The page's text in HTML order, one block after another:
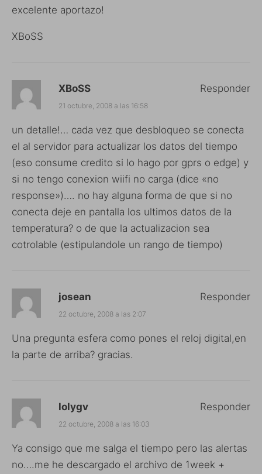
excelente aportazo!
XBoSS
XBoSS
21 octubre, 2008 a las 16:58
un detalle!… cada vez que desbloqueo se conecta
el al servidor para actualizar los datos del tiempo
(eso consume credito si lo hago por gprs o edge) y
si no tengo conexion wiifi no carga (dice «no
response»)…. no hay alguna forma de que si no
conecta deje en pantalla los ultimos datos de la
temperatura? o de que la actualizacion sea
cotrolable (estipulandole un rango de tiempo)
Responder
josean
22 octubre, 2008 a las 2:07
Una pregunta esfera como pones el reloj digital,en
la parte de arriba? gracias.
Responder
lolygv
22 octubre, 2008 a las 16:03
Ya consigo que me salga el tiempo pero las alertas
no….me he descargado el archivo de 1week +
Responder